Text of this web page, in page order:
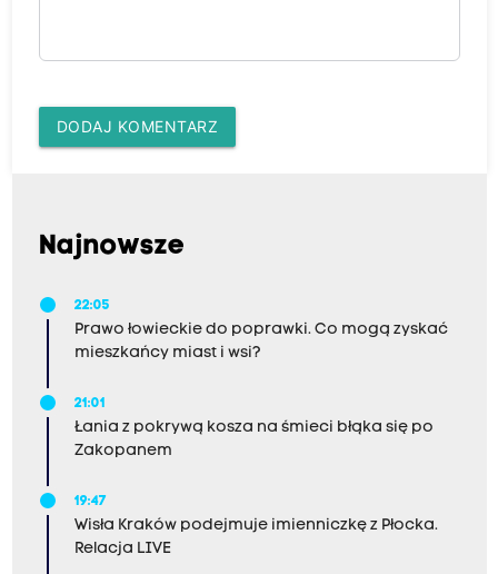
DODAJ KOMENTARZ
Najnowsze
22:05
Prawo łowieckie do poprawki. Co mogą zyskać
mieszkańcy miast i wsi?
21:01
Łania z pokrywą kosza na śmieci błąka się po
Zakopanem
19:47
Wisła Kraków podejmuje imienniczkę z Płocka.
Relacja LIVE